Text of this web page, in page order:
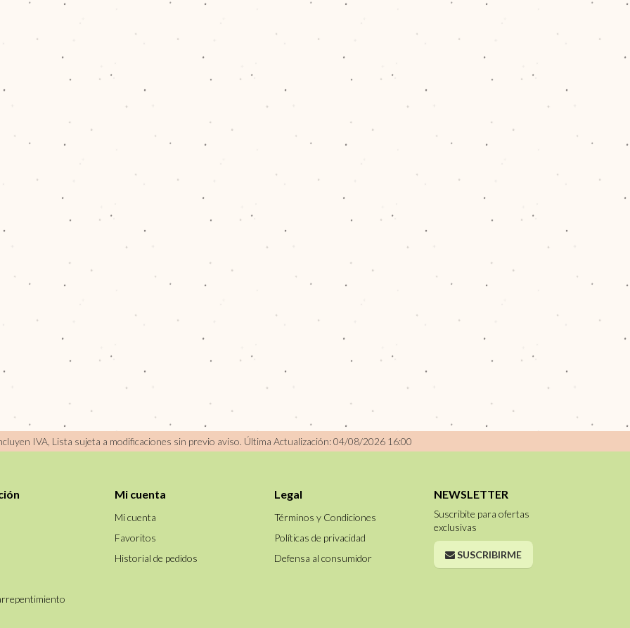
IVA, Lista sujeta a modificaciones sin previo aviso. Última Actualización: 04/08/2026 16:00
Mi cuenta
Mi cuenta
Favoritos
Historial de pedidos
Legal
Términos y Condiciones
Políticas de privacidad
Defensa al consumidor
NEWSLETTER
Suscribite para ofertas
exclusivas
SUSCRIBIRME